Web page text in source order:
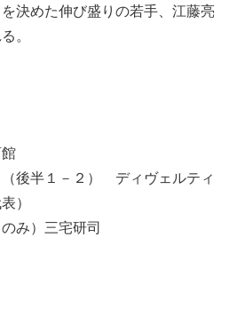
決めた伸び盛りの若手、江藤亮
。
後半１－２） ディヴェルティ
）
み）三宅研司